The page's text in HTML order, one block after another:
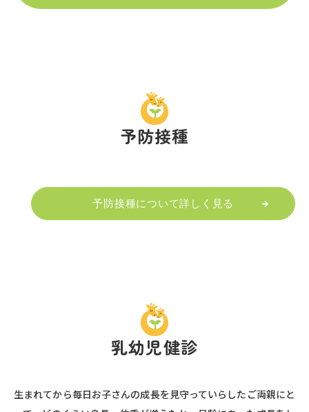
予防接種
予防接種について詳しく見る
乳幼児健診
生まれてから毎日お子さんの成長を見守っていらしたご両親にと